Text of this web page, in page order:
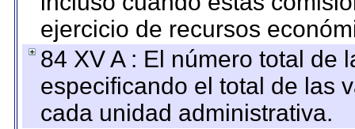
ejercicio de recursos
84 XV A : El número total de
especificando el total de las
cada unidad administrativa.